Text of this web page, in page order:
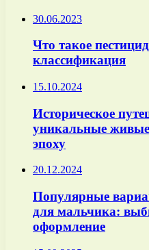
30.06.2023
Что такое
классификация
15.10.2024
Историческое
уникальные
эпоху
20.12.2024
Популярные
для мальчика:
оформление